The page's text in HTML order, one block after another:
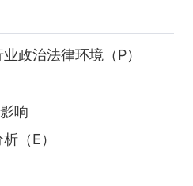
政治法律环境（P）
响
（E）